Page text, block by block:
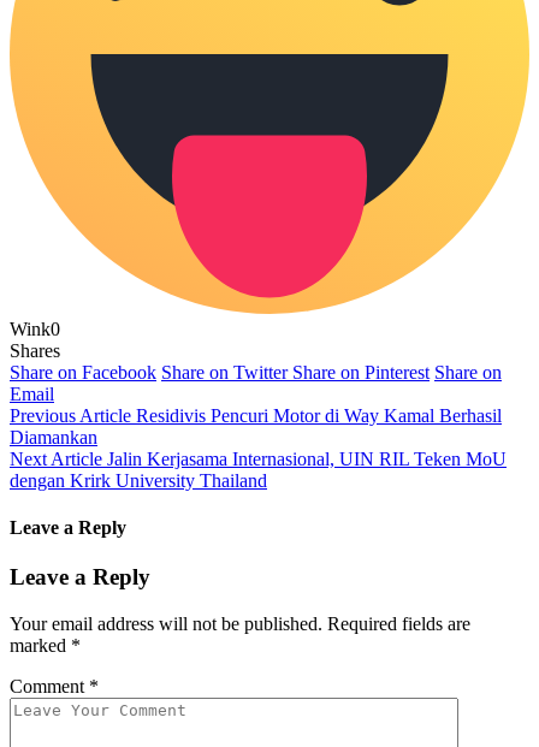
Wink0
Shares
Share on Facebook Share on Twitter Share on Pinterest Share on
Email
Previous Article Residivis Pencuri Motor di Way Kamal Berhasil
Diamankan
Next Article Jalin Kerjasama Internasional, UIN RIL Teken MoU
dengan Krirk University Thailand
Leave a Reply
Leave a Reply
Your email address will not be published. Required fields are
marked *
Comment *